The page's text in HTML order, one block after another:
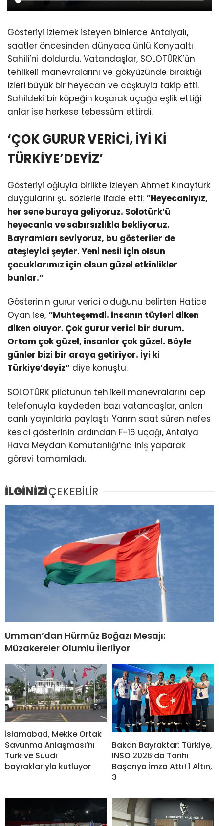
Gösteriyi izlemek isteyen binlerce Antalyalı,
saatler öncesinden dünyaca ünlü Konyaaltı
Sahili’ni doldurdu. Vatandaşlar, SOLOTÜRK’ün
tehlikeli manevralarını ve gökyüzünde bıraktığı
izleri büyük bir heyecan ve coşkuyla takip etti.
Sahildeki bir köpeğin koşarak uçağa eşlik ettiği
anlar ise herkese tebessüm ettirdi.
‘ÇOK GURUR VERİCİ, İYİ Kİ
TÜRKİYE’DEYİZ’
Gösteriyi oğluyla birlikte izleyen Ahmet Kınaytürk
duygularını şu sözlerle ifade etti: “Heyecanlıyız,
her sene buraya geliyoruz. Solotürk’ü
heyecanla ve sabırsızlıkla bekliyoruz.
Bayramları seviyoruz, bu gösteriler de
ateşleyici şeyler. Yeni nesil için olsun
çocuklarımız için olsun güzel etkinlikler
bunlar.”
Gösterinin gurur verici olduğunu belirten Hatice
Oyan ise, “Muhteşemdi. İnsanın tüyleri diken
diken oluyor. Çok gurur verici bir durum.
Ortam çok güzel, insanlar çok güzel. Böyle
günler bizi bir araya getiriyor. İyi ki
Türkiye’deyiz” diye konuştu.
SOLOTÜRK pilotunun tehlikeli manevralarını cep
telefonuyla kaydeden bazı vatandaşlar, anları
canlı yayınlarla paylaştı. Yarım saat süren nefes
kesici gösterinin ardından F-16 uçağı, Antalya
Hava Meydan Komutanlığı’na iniş yaparak
görevi tamamladı.
İLGİNİZİÇEKEBİLİR
Umman’dan Hürmüz Boğazı Mesajı:
Müzakereler Olumlu İlerliyor
İslamabad, Mekke Ortak
Savunma Anlaşması’nı
Türk ve Suudi
bayraklarıyla kutluyor
Bakan Bayraktar: Türkiye,
INSO 2026’da Tarihi
Başarıya İmza Attı! 1 Altın,
3